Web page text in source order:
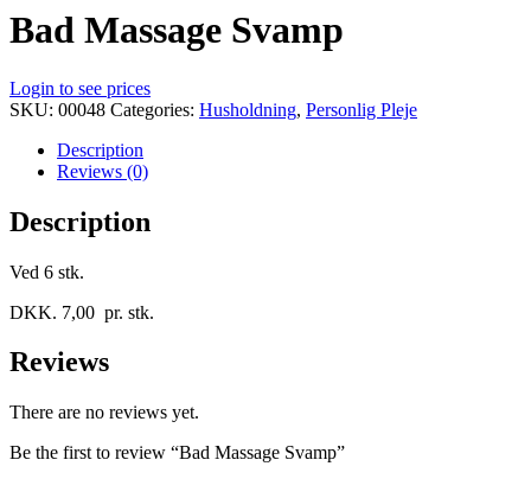
Bad Massage Svamp
Login to see prices
SKU: 00048 Categories: Husholdning, Personlig Pleje
Description
Reviews (0)
Description
Ved 6 stk.
DKK. 7,00 pr. stk.
Reviews
There are no reviews yet.
Be the first to review “Bad Massage Svamp”